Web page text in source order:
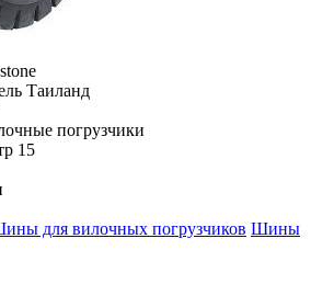
Таиланд
погрузчики
15
для вилочных погрузчиков Шины